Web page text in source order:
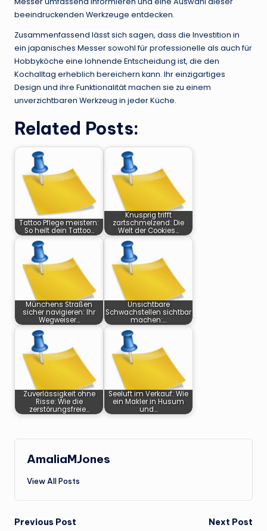
beeindruckenden Werkzeuge entdecken.
Zusammenfassend lässt sich sagen, dass die Investition in
ein japanisches Messer sowohl für professionelle als auch für
Hobbyköche eine lohnende Entscheidung ist, die den
Kochalltag erheblich bereichern kann. Ihr einzigartiges
Design und ihre Funktionalität machen sie zu einem
unverzichtbaren Werkzeug in jeder Küche.
Related Posts:
Tattoo Pflege meistern:
So heilt dein Tattoo…
Knusprig trifft
zartschmelzend: Die
Welt der Cookies…
Münchens Straßen
sicher navigieren: Ihr
Wegweiser…
Unsichtbare
Schwachstellen sichtbar
machen:…
Zuverlässigkeit ohne
Risse: Wie die
zerstörungsfreie…
Seeluft im Verkauf: Wie
ein Makler in Husum
und…
AmaliaMJones
View All Posts
Post
Previous Post Next Post